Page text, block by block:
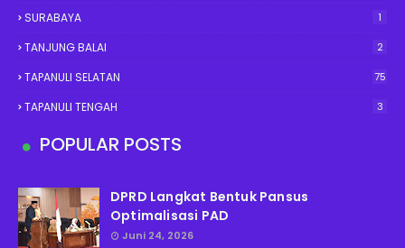
SURABAYA 1
TANJUNG BALAI 2
TAPANULI SELATAN 75
TAPANULI TENGAH 3
POPULAR POSTS
DPRD Langkat Bentuk Pansus
Optimalisasi PAD
Juni 24, 2026